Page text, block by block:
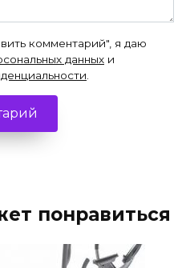
комментарий", я даю
данных и
.
понравиться